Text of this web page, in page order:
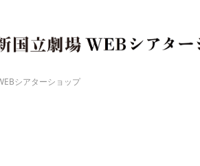
シアターショップ